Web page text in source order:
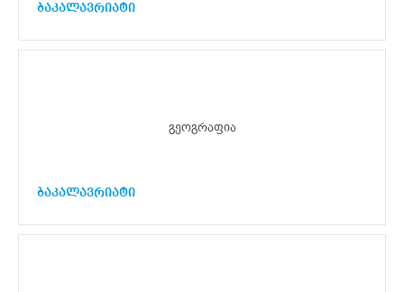
ბაკალავრიატი
გეოგრაფია
ბაკალავრიატი